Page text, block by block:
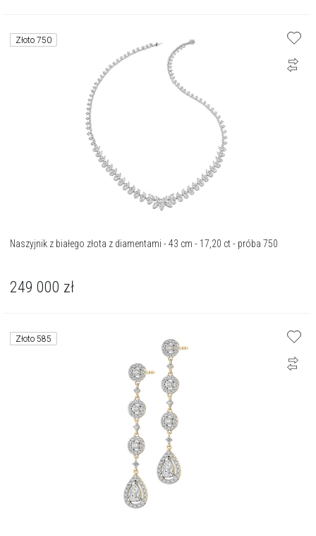
Złoto 750
Naszyjnik z białego złota z diamentami - 43 cm - 17,20 ct - próba 750
249 000 zł
Złoto 585